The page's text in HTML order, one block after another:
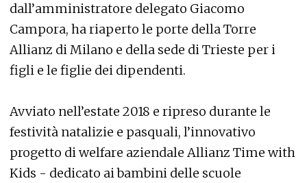
dall’amministratore delegato Giacomo
Campora, ha riaperto le porte della Torre
Allianz di Milano e della sede di Trieste per i
figli e le figlie dei dipendenti.
Avviato nell’estate 2018 e ripreso durante le
festività natalizie e pasquali, l’innovativo
progetto di welfare aziendale Allianz Time with
Kids - dedicato ai bambini delle scuole